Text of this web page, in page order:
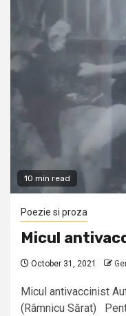
10 min read
Poezie si proza
Micul
October 31, 2021
Micul antivaccinist
(Râmnicu Sărat)